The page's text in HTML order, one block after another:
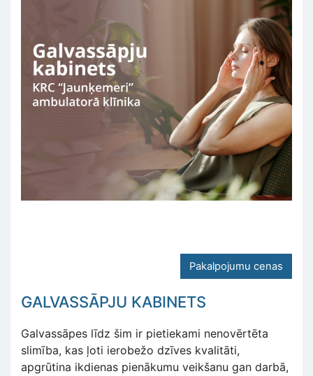
Pakalpojumu cenas
GALVASSĀPJU KABINETS
Galvassāpes līdz šim ir pietiekami nenovērtēta
slimība, kas ļoti ierobežo dzīves kvalitāti,
apgrūtina ikdienas pienākumu veikšanu gan darbā,